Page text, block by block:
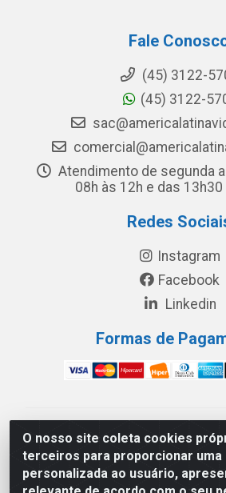
O nosso site coleta cookies
terceiros para proporcionar uma
personalizada ao usuário,
Fale
(45) 3122-
(45) 3122-
Atendimento de segunda
08h às 12h e das
Redes
Instagram
Facebook
Linkedin
Formas de
América Latina Indústria e Comércio
CNPJ 19.813.045/0001-03 - Rua
Andrade, 151 Núcleo Industrial III –
85.811-530